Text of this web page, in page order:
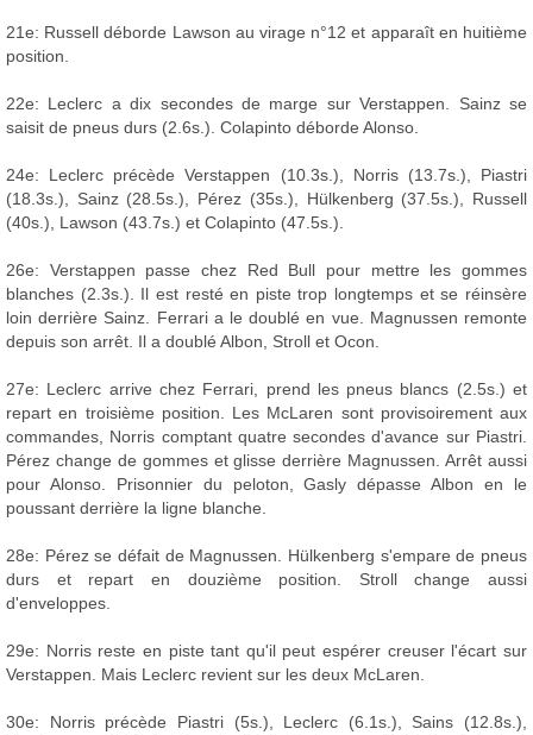
21e: Russell déborde Lawson au virage n°12 et apparaît en huitième
position.
22e: Leclerc a dix secondes de marge sur Verstappen. Sainz se
saisit de pneus durs (2.6s.). Colapinto déborde Alonso.
24e: Leclerc précède Verstappen (10.3s.), Norris (13.7s.), Piastri
(18.3s.), Sainz (28.5s.), Pérez (35s.), Hülkenberg (37.5s.), Russell
(40s.), Lawson (43.7s.) et Colapinto (47.5s.).
26e: Verstappen passe chez Red Bull pour mettre les gommes
blanches (2.3s.). Il est resté en piste trop longtemps et se réinsère
loin derrière Sainz. Ferrari a le doublé en vue. Magnussen remonte
depuis son arrêt. Il a doublé Albon, Stroll et Ocon.
27e: Leclerc arrive chez Ferrari, prend les pneus blancs (2.5s.) et
repart en troisième position. Les McLaren sont provisoirement aux
commandes, Norris comptant quatre secondes d'avance sur Piastri.
Pérez change de gommes et glisse derrière Magnussen. Arrêt aussi
pour Alonso. Prisonnier du peloton, Gasly dépasse Albon en le
poussant derrière la ligne blanche.
28e: Pérez se défait de Magnussen. Hülkenberg s'empare de pneus
durs et repart en douzième position. Stroll change aussi
d'enveloppes.
29e: Norris reste en piste tant qu'il peut espérer creuser l'écart sur
Verstappen. Mais Leclerc revient sur les deux McLaren.
30e: Norris précède Piastri (5s.), Leclerc (6.1s.), Sains (12.8s.),